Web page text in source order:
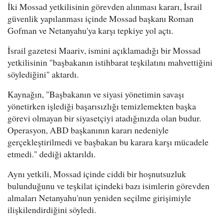
İki Mossad yetkilisinin görevden alınması kararı, İsrail
güvenlik yapılanması içinde Mossad başkanı Roman
Gofman ve Netanyahu'ya karşı tepkiye yol açtı.
İsrail gazetesi Maariv, ismini açıklamadığı bir Mossad
yetkilisinin "başbakanın istihbarat teşkilatını mahvettiğini
söylediğini" aktardı.
Kaynağın, "Başbakanın ve siyasi yönetimin savaşı
yönetirken işlediği başarısızlığı temizlemekten başka
görevi olmayan bir siyasetçiyi atadığınızda olan budur.
Operasyon, ABD başkanının kararı nedeniyle
gerçekleştirilmedi ve başbakan bu karara karşı mücadele
etmedi." dediği aktarıldı.
Aynı yetkili, Mossad içinde ciddi bir hoşnutsuzluk
bulunduğunu ve teşkilat içindeki bazı isimlerin görevden
almaları Netanyahu'nun yeniden seçilme girişimiyle
ilişkilendirdiğini söyledi.